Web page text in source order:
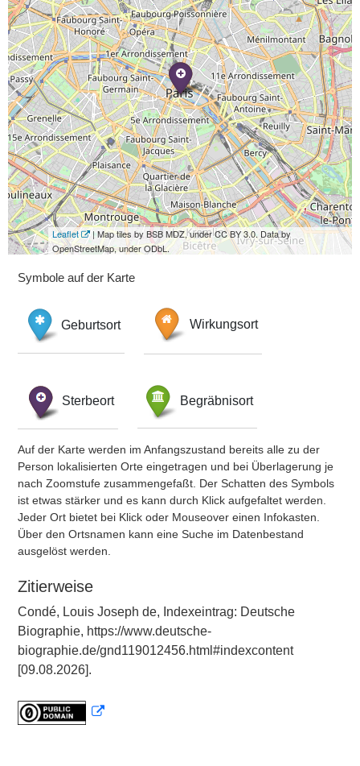
Leaflet
| Map tiles by BSB MDZ, under CC BY 3.0. Data by
OpenStreetMap, under ODbL.
Symbole auf der Karte
Geburtsort Wirkungsort
Sterbeort Begräbnisort
Auf der Karte werden im Anfangszustand bereits alle zu der
Person lokalisierten Orte eingetragen und bei Überlagerung je
nach Zoomstufe zusammengefaßt. Der Schatten des Symbols
ist etwas stärker und es kann durch Klick aufgefaltet werden.
Jeder Ort bietet bei Klick oder Mouseover einen Infokasten.
Über den Ortsnamen kann eine Suche im Datenbestand
ausgelöst werden.
Zitierweise
Condé, Louis Joseph de, Indexeintrag: Deutsche
Biographie, https://www.deutsche-
biographie.de/gnd119012456.html#indexcontent
[09.08.2026].